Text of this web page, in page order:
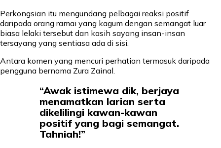
Perkongsian itu mengundang pelbagai reaksi positif
daripada orang ramai yang kagum dengan semangat luar
biasa lelaki tersebut dan kasih sayang insan-insan
tersayang yang sentiasa ada di sisi.
Antara komen yang mencuri perhatian termasuk daripada
pengguna bernama Zura Zainal.
“Awak istimewa dik, berjaya
menamatkan larian serta
dikelilingi kawan-kawan
positif yang bagi semangat.
Tahniah!”